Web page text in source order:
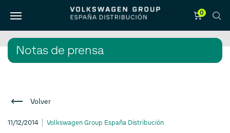
0
Notas de prensa
Volver
11/12/2014 Volkswagen Group España Distribución